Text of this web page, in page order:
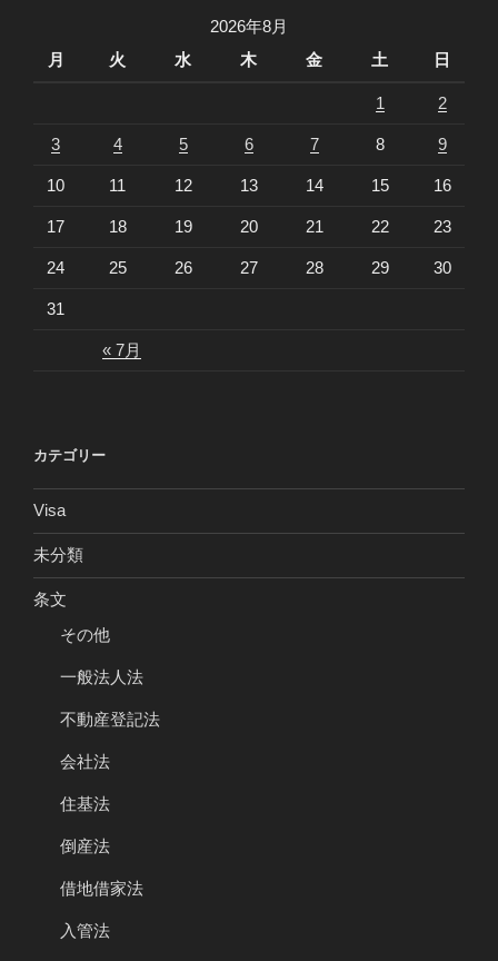
2026年8月
月
火 水 木 金 土 日
« 7月
1 2
3 4 5 6 7 8 9
10 11 12 13 14 15 16
17 18 19 20 21 22 23
24 25 26 27 28 29 30
31
カテゴリー
Visa
未分類
条文
その他
一般法人法
不動産登記法
会社法
住基法
倒産法
借地借家法
入管法